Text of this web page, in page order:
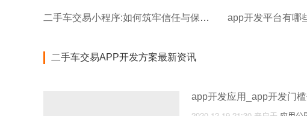
二手车交易小程序:如何筑牢信任与保障双重防线? app开发平台有哪
二手车交易APP开发方案最新资讯
app开发应用_app开发门